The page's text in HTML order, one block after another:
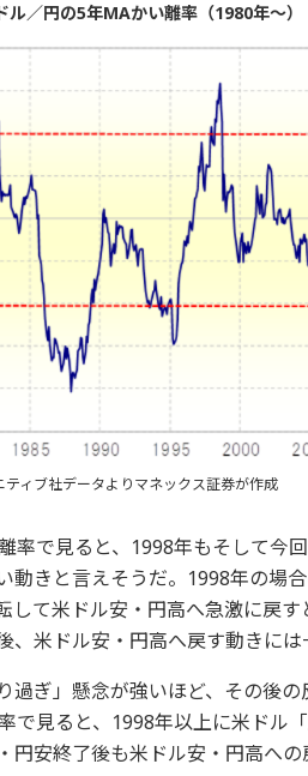
ル／円の5年MAかい離率（1980年～）
ティブ社データよりマネックス証券が作成
率で見ると、1998年もそして今
動きと言えそうだ。1998年の場
して米ドル安・円高へ急激に戻
、米ドル安・円高へ戻す動きには
過ぎ」懸念が強いほど、その後
で見ると、1998年以上に米ドル
円安終了後も米ドル安・円高への